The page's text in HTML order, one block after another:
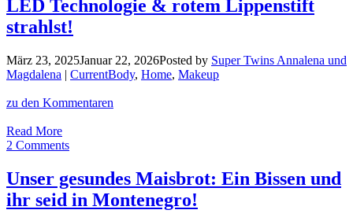
LED Technologie & rotem Lippenstift
strahlst!
März 23, 2025Januar 22, 2026Posted by Super Twins Annalena und
Magdalena | CurrentBody, Home, Makeup
zu den Kommentaren
Read MoreHigh-
Tech
Eleganz:
Wie
du
2 Comments
Unser gesundes Maisbrot: Ein Bissen und
ihr seid in Montenegro!